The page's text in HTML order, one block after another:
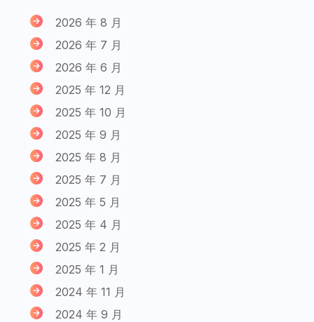
2026 年 8 月
2026 年 7 月
2026 年 6 月
2025 年 12 月
2025 年 10 月
2025 年 9 月
2025 年 8 月
2025 年 7 月
2025 年 5 月
2025 年 4 月
2025 年 2 月
2025 年 1 月
2024 年 11 月
2024 年 9 月